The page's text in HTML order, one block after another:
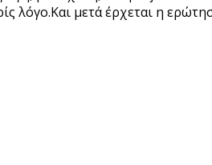
λόγο.Και μετά έρχεται η